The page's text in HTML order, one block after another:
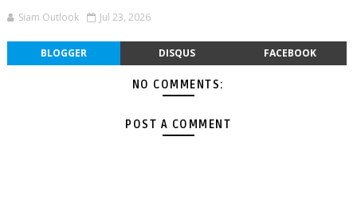
Siam Outlook Jul 23, 2026
BLOGGER DISQUS FACEBOOK
NO COMMENTS:
POST A COMMENT